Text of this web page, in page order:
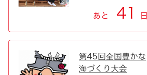
あと 41 日
第45回全国豊かな
海づくり大会